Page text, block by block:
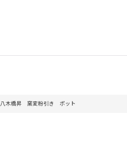
八木橋昇 窯変粉引き ポット